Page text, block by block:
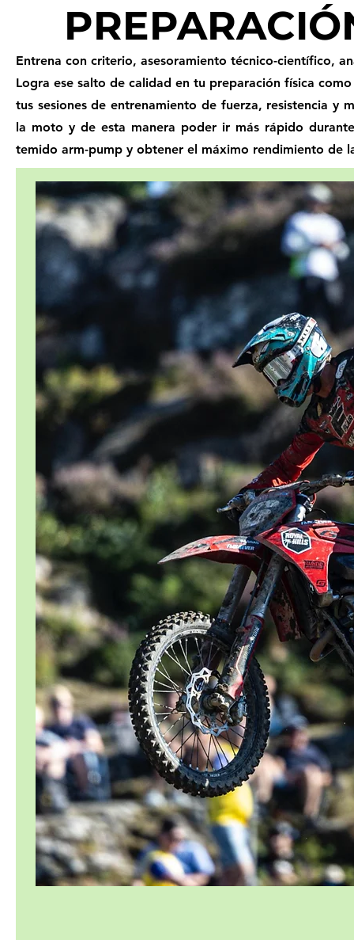
Entrena con criterio, asesoramiento técnico-científico,
Logra ese salto de calidad en tu preparación física
tus sesiones de entrenamiento de fuerza, resistencia
la moto y de esta manera poder ir más rápido
temido arm-pump y obtener el máximo rendimiento de